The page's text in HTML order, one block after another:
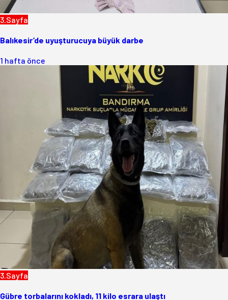
3.Sayfa
Balıkesir’de uyuşturucuya büyük darbe
1 hafta önce
3.Sayfa
Gübre torbalarını kokladı, 11 kilo esrara ulaştı